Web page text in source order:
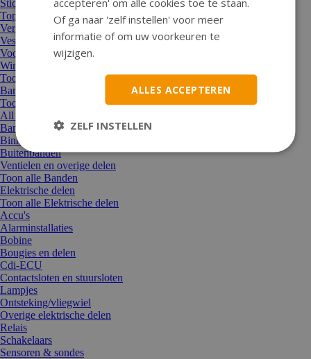
Stickers en stickersets
Topkoffer/bagagekoffer/manden
Verf en lak/schuurpapier
Vespa/Piaggio accessoires
Voordrager/achterdrager en overige dragers
Windscherm
Toon alle Accessoires
Banden
Toon alle Banden
All Season / Winterbanden
Bandenreparatie
Binnenbanden
Buitenbanden
Ventielen en overige delen
Toon alle Banden
Elektrische delen
Toon alle Elektrische delen
Accu's
Alarminstallaties
Bobine
Bougies en delen
Cdi-ECU
Contactsloten en stuursloten
Lampjes
Ontsteking/vliegwiel
Overige elektrische delen
Relais
Schakelaars
Sensoren & sondes
Of ga naar 'zelf instellen' voor meer
informatie of om uw voorkeuren te
wijzigen.
ALLES ACCEPTEREN
ZELF INSTELLEN